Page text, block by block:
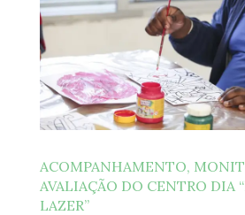
ACOMPANHAMENTO,
AVALIAÇÃO DO CENTRO DIA
LAZER”